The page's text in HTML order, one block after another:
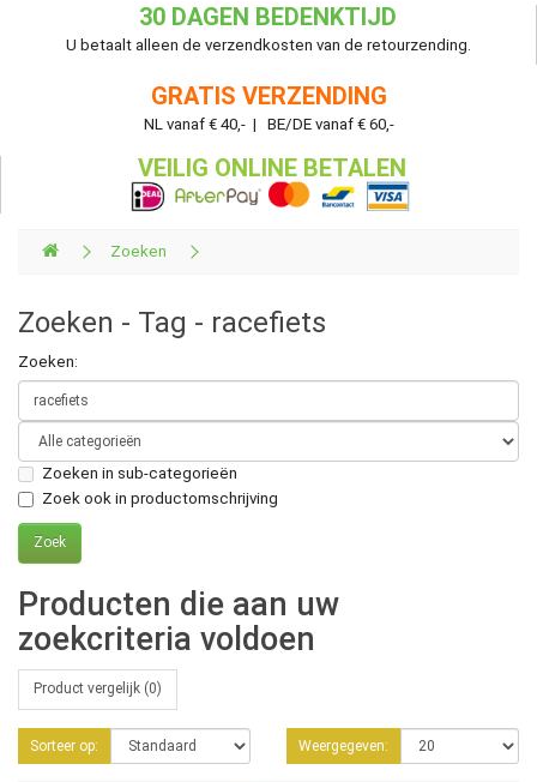
30 DAGEN BEDENKTIJD
U betaalt alleen de verzendkosten van de retourzending.
GRATIS VERZENDING
NL vanaf € 40,- | BE/DE vanaf € 60,-
VEILIG ONLINE BETALEN
Zoeken
Zoeken - Tag - racefiets
Zoeken:
Zoeken in sub-categorieën
Zoek ook in productomschrijving
Producten die aan uw
zoekcriteria voldoen
Product vergelijk (0)
Sorteer op: Weergegeven: